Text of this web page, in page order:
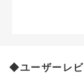
◆ユーザーレビ